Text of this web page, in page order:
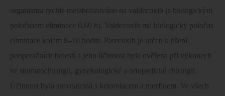
organismu rychle metabolizováno na valdecoxib (s biologickým
poločasem eliminace 0,69 h). Valdecoxib má biologický poločas
eliminace kolem 8–10 hodin. Parecoxib je určen k tišení
pooperačních bolestí a jeho účinnost byla ověřena při výkonech
ve stomatochirurgii, gynekologické a ortopedické chirurgii.
Účinnost byla srovnatelná s ketorolacem a morfinem. Ve všech